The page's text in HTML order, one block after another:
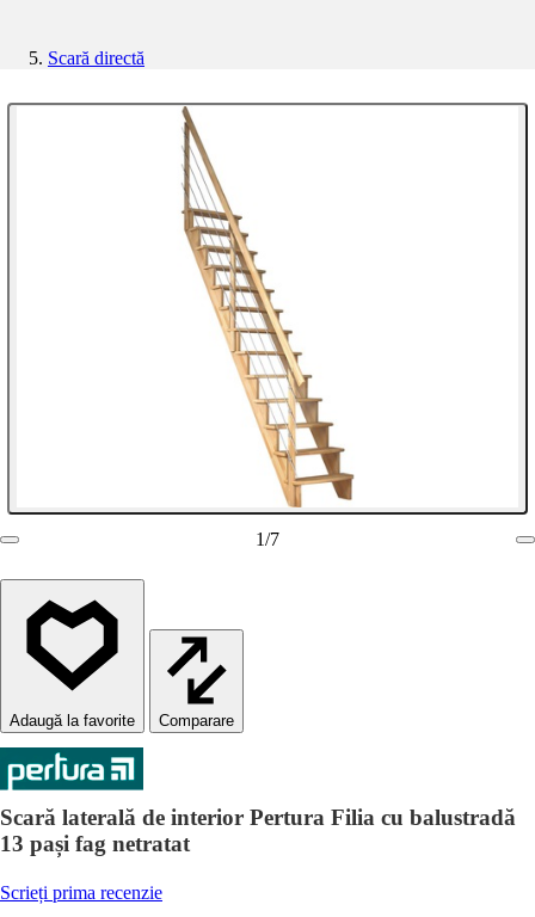
Scară directă
1/7
Comparare
Scară laterală de interior Pertura Filia cu balustradă
13 pași fag netratat
Scrieți prima recenzie